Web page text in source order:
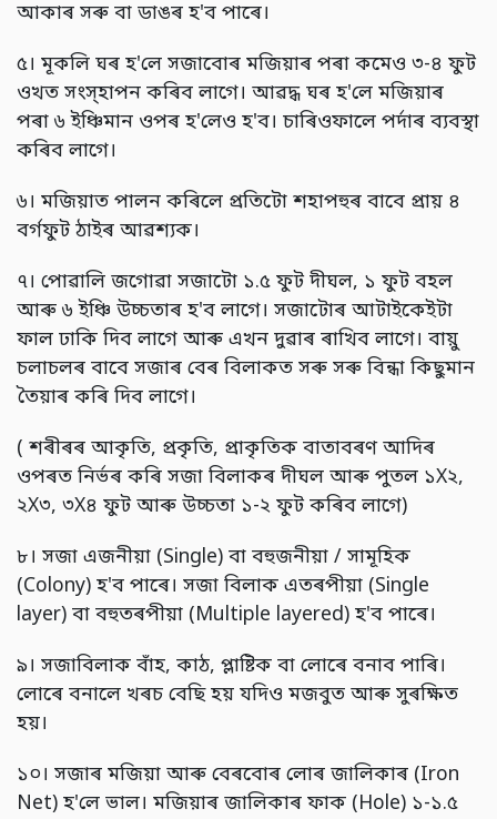
আকাৰ সৰু বা ডাঙৰ হ'ব পাৰে।
৫। মূকলি ঘৰ হ'লে সজাবোৰ মজিয়াৰ পৰা কমেও ৩-৪ ফুট
ওখত সংস্হাপন কৰিব লাগে। আৱদ্ধ ঘৰ হ'লে মজিয়াৰ
পৰা ৬ ইঞ্চিমান ওপৰ হ'লেও হ'ব। চাৰিওফালে পৰ্দাৰ ব্যবস্থা
কৰিব লাগে।
৬। মজিয়াত পালন কৰিলে প্ৰতিটো শহাপহুৰ বাবে প্ৰায় ৪
বৰ্গফুট ঠাইৰ আৱশ্যক।
৭। পোৱালি জগোৱা সজাটো ১.৫ ফুট দীঘল, ১ ফুট বহল
আৰু ৬ ইঞ্চি উচ্চতাৰ হ'ব লাগে। সজাটোৰ আটাইকেইটা
ফাল ঢাকি দিব লাগে আৰু এখন দুৱাৰ ৰাখিব লাগে। বায়ু
চলাচলৰ বাবে সজাৰ বেৰ বিলাকত সৰু সৰু বিন্ধা কিছুমান
তৈয়াৰ কৰি দিব লাগে।
( শৰীৰৰ আকৃতি, প্ৰকৃতি, প্ৰাকৃতিক বাতাবৰণ আদিৰ
ওপৰত নিৰ্ভৰ কৰি সজা বিলাকৰ দীঘল আৰু পুতল ১X২,
২X৩, ৩X৪ ফুট আৰু উচ্চতা ১-২ ফুট কৰিব লাগে)
৮। সজা এজনীয়া (Single) বা বহুজনীয়া / সামূহিক
(Colony) হ'ব পাৰে। সজা বিলাক এতৰপীয়া (Single
layer) বা বহুতৰপীয়া (Multiple layered) হ'ব পাৰে।
৯। সজাবিলাক বাঁহ, কাঠ, প্লাষ্টিক বা লোৰে বনাব পাৰি।
লোৰে বনালে খৰচ বেছি হয় যদিও মজবুত আৰু সুৰক্ষিত
হয়।
১০। সজাৰ মজিয়া আৰু বেৰবোৰ লোৰ জালিকাৰ (Iron
Net) হ'লে ভাল। মজিয়াৰ জালিকাৰ ফাক (Hole) ১-১.৫